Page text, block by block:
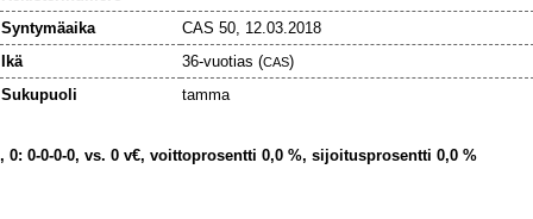
Syntymäaika
CAS 50, 12.03.2018
Ikä
36-vuotias (CAS)
Sukupuoli
tamma
, 0: 0-0-0-0, vs. 0 v€, voittoprosentti 0,0 %, sijoitusprosentti 0,0 %